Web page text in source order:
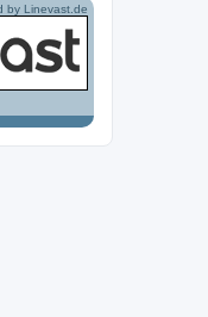
by Linevast.de